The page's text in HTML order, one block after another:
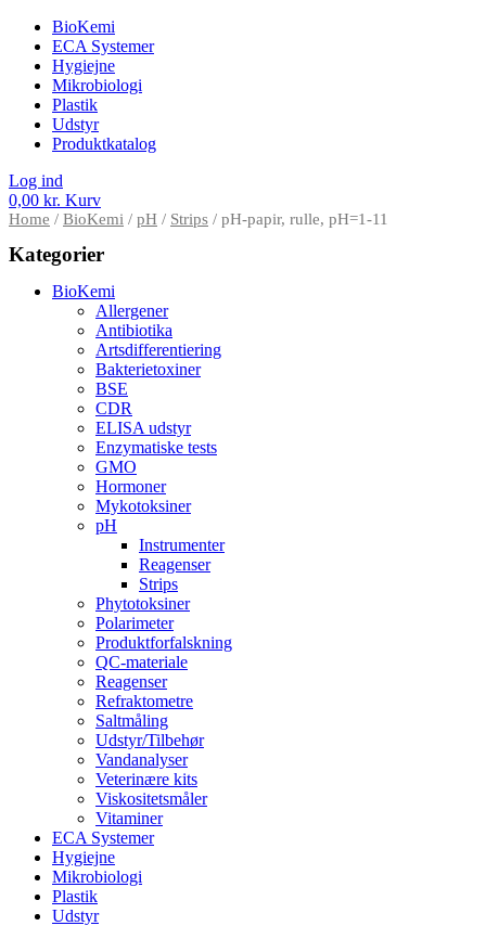
BioKemi
ECA Systemer
Hygiejne
Mikrobiologi
Plastik
Udstyr
Produktkatalog
Log ind
0,00 kr. Kurv
Home / BioKemi / pH / Strips / pH-papir, rulle, pH=1-11
Kategorier
BioKemi
Allergener
Antibiotika
Artsdifferentiering
Bakterietoxiner
BSE
CDR
ELISA udstyr
Enzymatiske tests
GMO
Hormoner
Mykotoksiner
pH
Instrumenter
Reagenser
Strips
Phytotoksiner
Polarimeter
Produktforfalskning
QC-materiale
Reagenser
Refraktometre
Saltmåling
Udstyr/Tilbehør
Vandanalyser
Veterinære kits
Viskositetsmåler
Vitaminer
ECA Systemer
Hygiejne
Mikrobiologi
Plastik
Udstyr